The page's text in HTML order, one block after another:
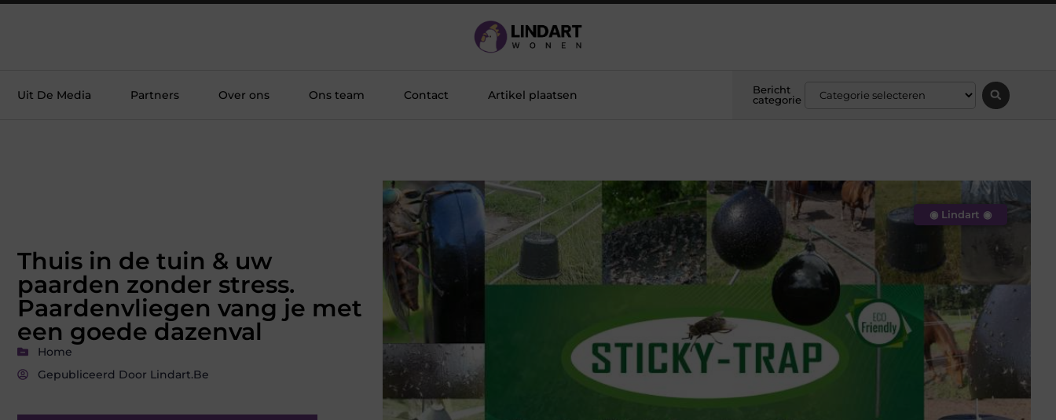
Uit De Media Partners Over ons Ons team Contact Artikel plaatsen
Bericht
categorie
Thuis in de tuin & uw
paarden zonder stress.
Paardenvliegen vang je met
een goede dazenval
Home
Gepubliceerd Door Lindart.be
◉ Lindart ◉